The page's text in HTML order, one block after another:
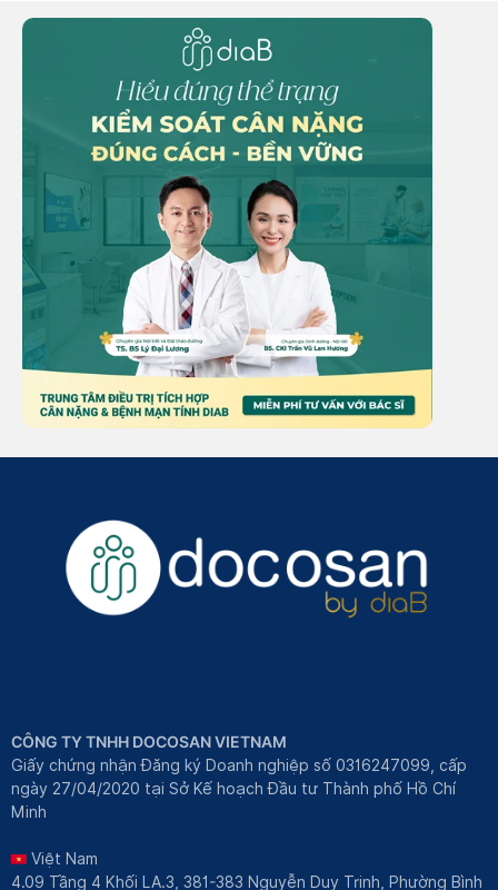
CÔNG TY TNHH DOCOSAN VIETNAM
Giấy chứng nhận Đăng ký Doanh nghiệp số 0316247099, cấp
ngày 27/04/2020 tại Sở Kế hoạch Đầu tư Thành phố Hồ Chí
Minh
Việt Nam
4.09 Tầng 4 Khối LA.3, 381-383 Nguyễn Duy Trinh, Phường Bình